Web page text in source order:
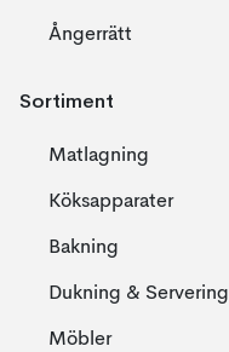
Ångerrätt
Sortiment
Matlagning
Köksapparater
Bakning
Dukning & Servering
Möbler